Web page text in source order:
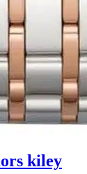
kiley